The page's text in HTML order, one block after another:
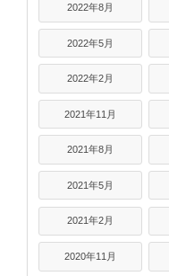
2022年8月
2022年5月
2022年2月
2021年11月
2021年8月
2021年5月
2021年2月
2020年11月